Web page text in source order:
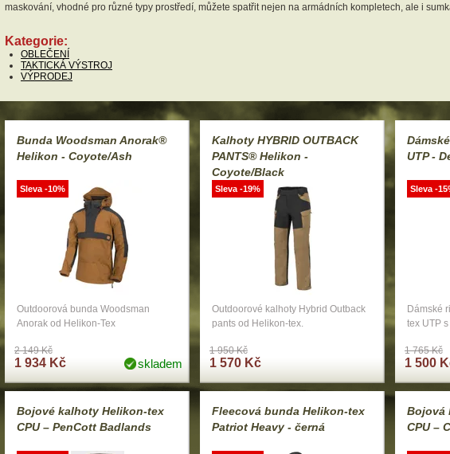
maskování, vhodné pro různé typy prostředí, můžete spatřit nejen na armádních kompletech, ale i
Kategorie:
OBLEČENÍ
TAKTICKÁ VÝSTROJ
VÝPRODEJ
Bunda Woodsman Anorak®
Helikon - Coyote/Ash
Outdoorová bunda Woodsman
Anorak od Helikon-Tex
2 149 Kč
1 934 Kč skladem
Sleva -10%
Kalhoty HYBRID OUTBACK
PANTS® Helikon -
Coyote/Black
Outdoorové kalhoty Hybrid Outback
pants od Helikon-tex.
1 950 Kč
1 570 Kč
Sleva -19%
UTP -
Dámské
tex UTP
1 765 Kč
1 500
Sleva -
Bojové kalhoty Helikon-tex
CPU – PenCott Badlands
Fleecová bunda Helikon-tex
Patriot Heavy - černá
Bojová
CPU –